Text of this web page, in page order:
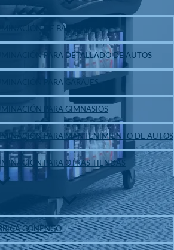
DE BARBERÍA
PARA DETALLADO DE AUTOS
PARA GARAJES
PARA GIMNASIOS
PARA MANTENIMIENTO DE AUTOS
PARA OTRAS TIENDAS
GONENGO